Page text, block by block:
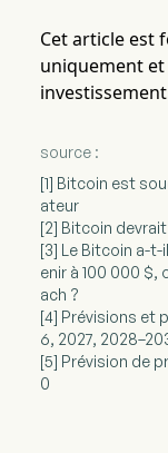
Cet article est
uniquement
source :
[1] Bitcoin est
ateur
[2] Bitcoin
[3] Le Bitcoin a-
enir à 100 000 $,
ach ?
[4] Prévisions et
6, 2027,
[5] Prévision de
0